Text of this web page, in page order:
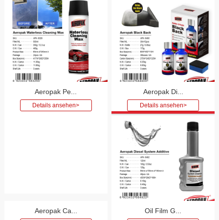
Aeropak Pe... Aeropak Di...
Aeropak Ca... Oil Film G...